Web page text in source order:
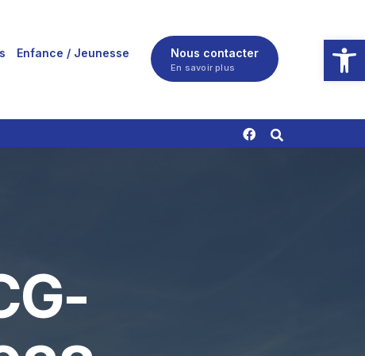
Ouvrir
Enfance / Jeunesse Nous contacter
En savoir plus